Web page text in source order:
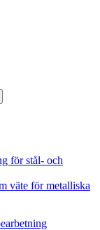
för stål- och
väte för metalliska